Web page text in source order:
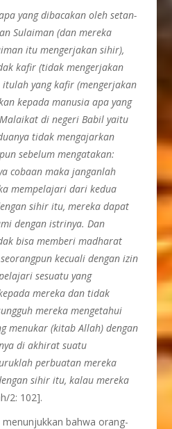
yang dibacakan oleh setan-
Sulaiman (dan mereka
itu mengerjakan sihir),
kafir (tidak mengerjakan
itulah yang kafir (mengerjakan
kepada manusia apa yang
di negeri Babil yaitu
tidak mengajarkan
sebelum mengatakan:
cobaan maka janganlah
mempelajari dari kedua
sihir itu, mereka dapat
dengan istrinya.Dan
bisa memberi madharat
kecuali dengan izin
sesuatu yang
mereka dan tidak
mereka mengetahui
menukar (kitab Allah) dengan
di akhirat suatu
perbuatan mereka
sihir itu, kalau mereka
2: 102].
bahwa orang-